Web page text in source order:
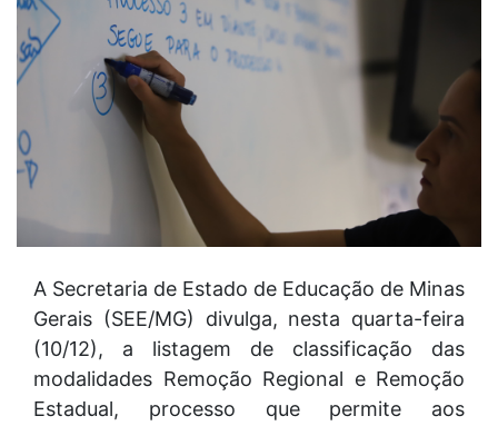
A Secretaria de Estado de Educação de Minas
Gerais (SEE/MG) divulga, nesta quarta-feira
(10/12), a listagem de classificação das
modalidades Remoção Regional e Remoção
Estadual, processo que permite aos